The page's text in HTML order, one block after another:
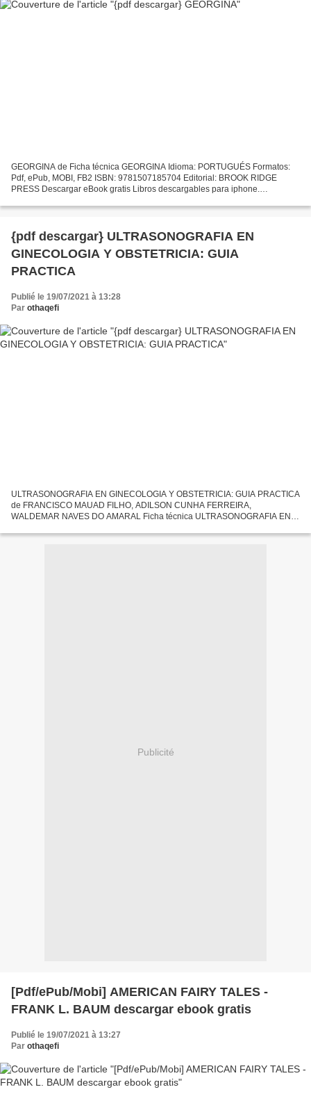
GEORGINA de Ficha técnica GEORGINA Idioma: PORTUGUÉS Formatos:
Pdf, ePub, MOBI, FB2 ISBN: 9781507185704 Editorial: BROOK RIDGE
PRESS Descargar eBook gratis Libros descargables para iphone.
determinada…...
{pdf descargar} ULTRASONOGRAFIA EN
GINECOLOGIA Y OBSTETRICIA: GUIA
PRACTICA
Publié le 19/07/2021 à 13:28
Par othaqefi
ULTRASONOGRAFIA EN GINECOLOGIA Y OBSTETRICIA: GUIA PRACTICA
de FRANCISCO MAUAD FILHO, ADILSON CUNHA FERREIRA,
WALDEMAR NAVES DO AMARAL Ficha técnica ULTRASONOGRAFIA EN
FILHO, ADILSON CUNHA FERREIRA,...
Publicité
[Pdf/ePub/Mobi] AMERICAN FAIRY TALES -
FRANK L. BAUM descargar ebook gratis
Publié le 19/07/2021 à 13:27
Par othaqefi